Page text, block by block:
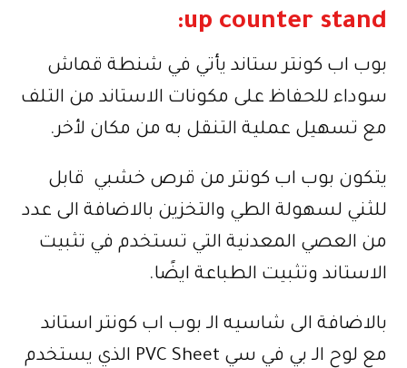
up counter stand:
بوب اب كونتر ستاند يأتي في شنطة قماش
سوداء للحفاظ على مكونات الاستاند من التلف
مع تسهيل عملية التنقل به من مكان لأخر.
يتكون بوب اب كونتر من قرص خشبي قابل
للثني لسهولة الطي والتخزين بالاضافة الى عدد
من العصي المعدنية التي تستخدم في تثبيت
الاستاند وتثبيت الطباعة ايضًا.
بالاضافة الى شاسيه الـ بوب اب كونتر استاند
مع لوح الـ بي في سي PVC Sheet الذي يستخدم